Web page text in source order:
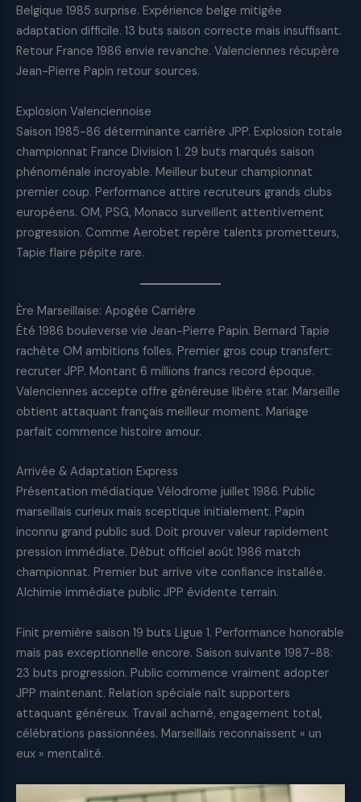
Belgique 1985 surprise. Expérience belge mitigée
adaptation difficile. 13 buts saison correcte mais insuffisant.
Retour France 1986 envie revanche. Valenciennes récupère
Jean-Pierre Papin retour sources.
Explosion Valenciennoise
Saison 1985-86 déterminante carrière JPP. Explosion totale
championnat France Division 1. 29 buts marqués saison
phénoménale incroyable. Meilleur buteur championnat
premier coup. Performance attire recruteurs grands clubs
européens. OM, PSG, Monaco surveillent attentivement
progression. Comme Aerobet repère talents prometteurs,
Tapie flaire pépite rare.
Ère Marseillaise: Apogée Carrière
Été 1986 bouleverse vie Jean-Pierre Papin. Bernard Tapie
rachète OM ambitions folles. Premier gros coup transfert:
recruter JPP. Montant 6 millions francs record époque.
Valenciennes accepte offre généreuse libère star. Marseille
obtient attaquant français meilleur moment. Mariage
parfait commence histoire amour.
Arrivée & Adaptation Express
Présentation médiatique Vélodrome juillet 1986. Public
marseillais curieux mais sceptique initialement. Papin
inconnu grand public sud. Doit prouver valeur rapidement
pression immédiate. Début officiel août 1986 match
championnat. Premier but arrive vite confiance installée.
Alchimie immédiate public JPP évidente terrain.
Finit première saison 19 buts Ligue 1. Performance honorable
mais pas exceptionnelle encore. Saison suivante 1987-88:
23 buts progression. Public commence vraiment adopter
JPP maintenant. Relation spéciale naît supporters
attaquant généreux. Travail acharné, engagement total,
célébrations passionnées. Marseillais reconnaissent « un
eux » mentalité.